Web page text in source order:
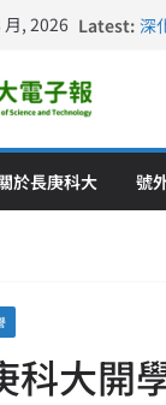
月, 2026 Latest: 深
於長庚科大 號
科大開